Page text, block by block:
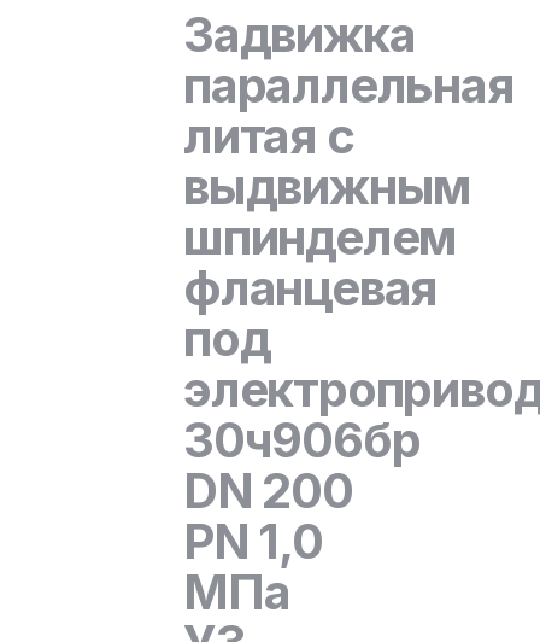
Задвижка
параллельная
литая с
выдвижным
шпинделем
фланцевая
под
30ч906бр
DN 200
PN 1,0
МПа